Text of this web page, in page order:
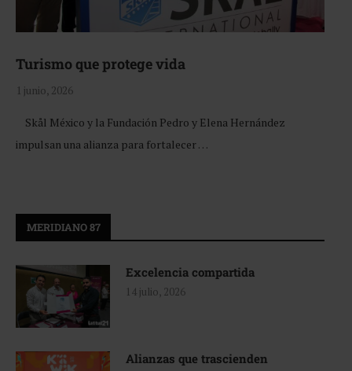
Turismo que protege vida
1 junio, 2026
Skål México y la Fundación Pedro y Elena Hernández
impulsan una alianza para fortalecer …
MERIDIANO 87
Excelencia compartida
14 julio, 2026
Alianzas que trascienden